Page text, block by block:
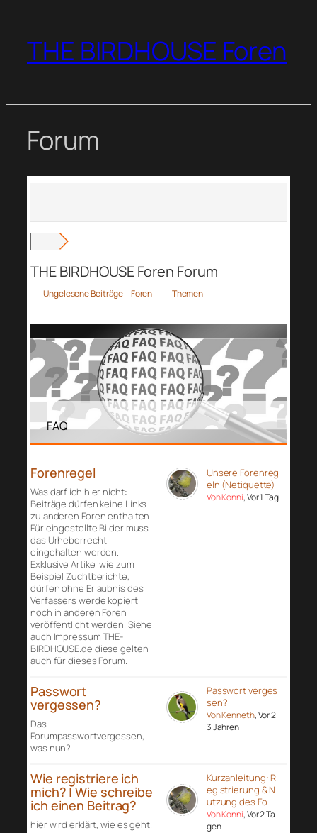
springen
THE BIRDHOUSE Foren
Forum
THE BIRDHOUSE Foren Forum
Ungelesene Beiträge | Foren | Themen
FAQ
Forenregel
Was darf ich hier nicht:
Beiträge dürfen keine Links
zu anderen Foren enthalten.
Für eingestellte Bilder muss
das Urheberrecht
eingehalten werden.
Exklusive Artikel wie zum
Beispiel Zuchtberichte,
dürfen ohne Erlaubnis des
Verfassers werde kopiert
noch in anderen Foren
veröffentlicht werden. Siehe
auch Impressum THE-
BIRDHOUSE.de diese gelten
auch für dieses Forum.
Unsere Forenreg
eln (Netiquette)
Von Konni, Vor 1 Tag
Passwort
vergessen?
Das
Forumpasswortvergessen,
was nun?
Passwort verges
sen?
Von Kenneth, Vor 2
3 Jahren
Wie registriere ich
mich? | Wie schreibe
ich einen Beitrag?
hier wird erklärt, wie es geht.
Kurzanleitung: R
egistrierung & N
utzung des Fo…
Von Konni, Vor 2 Ta
gen